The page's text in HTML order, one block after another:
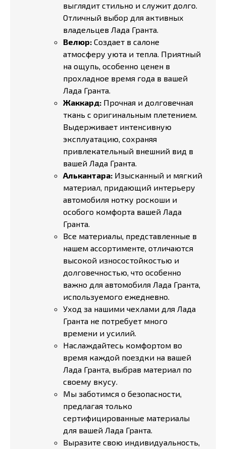
выглядит стильно и служит долго.
Отличный выбор для активных
владельцев Лада Гранта.
Велюр: Создает в салоне
атмосферу уюта и тепла. Приятный
на ощупь, особенно ценен в
прохладное время года в вашей
Лада Гранта.
Жаккард: Прочная и долговечная
ткань с оригинальным плетением.
Выдерживает интенсивную
эксплуатацию, сохраняя
привлекательный внешний вид в
вашей Лада Гранта.
Алькантара: Изысканный и мягкий
материал, придающий интерьеру
автомобиля нотку роскоши и
особого комфорта вашей Лада
Гранта.
Все материалы, представленные в
нашем ассортименте, отличаются
высокой износостойкостью и
долговечностью, что особенно
важно для автомобиля Лада Гранта,
используемого ежедневно.
Уход за нашими чехлами для Лада
Гранта не потребует много
времени и усилий.
Наслаждайтесь комфортом во
время каждой поездки на вашей
Лада Гранта, выбрав материал по
своему вкусу.
Мы заботимся о безопасности,
предлагая только
сертифицированные материалы
для вашей Лада Гранта.
Выразите свою индивидуальность,